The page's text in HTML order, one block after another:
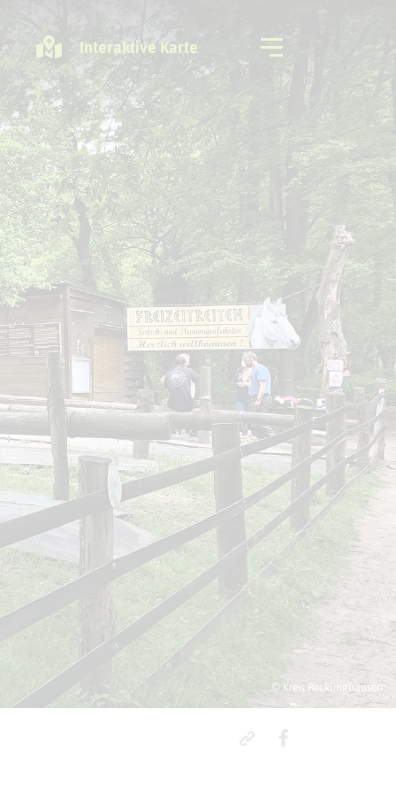
Interaktive Karte
Freizeitregion
© Kreis Recklinghausen